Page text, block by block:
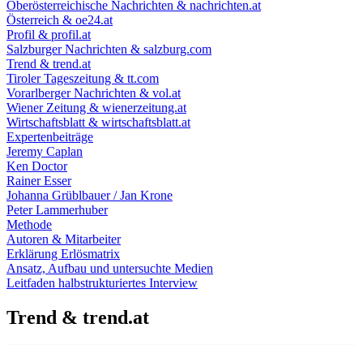
Oberösterreichische Nachrichten & nachrichten.at
Österreich & oe24.at
Profil & profil.at
Salzburger Nachrichten & salzburg.com
Trend & trend.at
Tiroler Tageszeitung & tt.com
Vorarlberger Nachrichten & vol.at
Wiener Zeitung & wienerzeitung.at
Wirtschaftsblatt & wirtschaftsblatt.at
Expertenbeiträge
Jeremy Caplan
Ken Doctor
Rainer Esser
Johanna Grüblbauer / Jan Krone
Peter Lammerhuber
Methode
Autoren & Mitarbeiter
Erklärung Erlösmatrix
Ansatz, Aufbau und untersuchte Medien
Leitfaden halbstrukturiertes Interview
Trend & trend.at